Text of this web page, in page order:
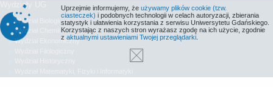
Wydziały UG
Wydział Biologii
Wydział Chemii
Wydział Ekonomiczny
Uprzejmie informujemy, że używamy plików cookie (tzw.
ciasteczek) i podobnych technologii w celach autoryzacji, zbierania
statystyk i ułatwienia korzystania z serwisu Uniwersytetu Gdańskiego.
Korzystając z naszych stron wyrażasz zgodę na ich użycie, zgodnie
z aktualnymi ustawieniami Twojej przeglądarki